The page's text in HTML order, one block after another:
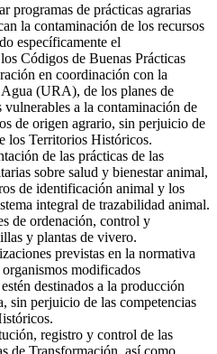
programas de prácticas agrarias
la contaminación de los recursos
específicamente el
Códigos de Buenas Prácticas
en coordinación con la
(URA), de los planes de
vulnerables a la contaminación de
de origen agrario, sin perjuicio de
los Territorios Históricos.
de las prácticas de las
sobre salud y bienestar animal,
de identificación animal y los
integral de trazabilidad animal.
de ordenación, control y
y plantas de vivero.
previstas en la normativa
modificados
destinados a la producción
sin perjuicio de las competencias
registro y control de las